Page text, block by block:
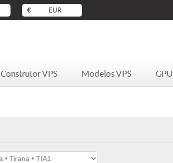
€ EUR
Construtor VPS Modelos VPS GPU